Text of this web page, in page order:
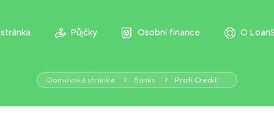
Půjčky Osobní finance O
Domovská stránka Banks Profi Credit